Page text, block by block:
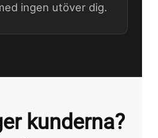
ingen utöver dig.
kunderna?